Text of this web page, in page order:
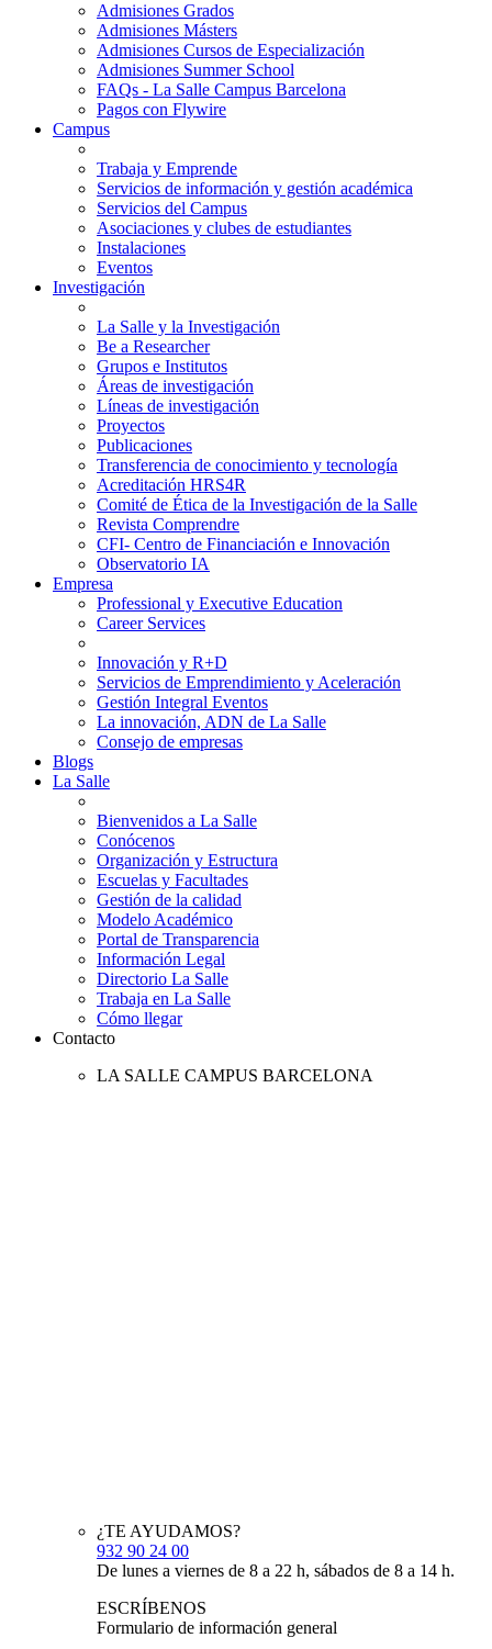
Admisiones Grados
Admisiones Másters
Admisiones Cursos de Especialización
Admisiones Summer School
FAQs - La Salle Campus Barcelona
Pagos con Flywire
Campus
Trabaja y Emprende
Servicios de información y gestión académica
Servicios del Campus
Asociaciones y clubes de estudiantes
Instalaciones
Eventos
Investigación
La Salle y la Investigación
Be a Researcher
Grupos e Institutos
Áreas de investigación
Líneas de investigación
Proyectos
Publicaciones
Transferencia de conocimiento y tecnología
Acreditación HRS4R
Comité de Ética de la Investigación de la Salle
Revista Comprendre
CFI- Centro de Financiación e Innovación
Observatorio IA
Empresa
Professional y Executive Education
Career Services
Innovación y R+D
Servicios de Emprendimiento y Aceleración
Gestión Integral Eventos
La innovación, ADN de La Salle
Consejo de empresas
Blogs
La Salle
Bienvenidos a La Salle
Conócenos
Organización y Estructura
Escuelas y Facultades
Gestión de la calidad
Modelo Académico
Portal de Transparencia
Información Legal
Directorio La Salle
Trabaja en La Salle
Cómo llegar
Contacto
LA SALLE CAMPUS BARCELONA
¿TE AYUDAMOS?
932 90 24 00
De lunes a viernes de 8 a 22 h, sábados de 8 a 14 h.
ESCRÍBENOS
Formulario de información general